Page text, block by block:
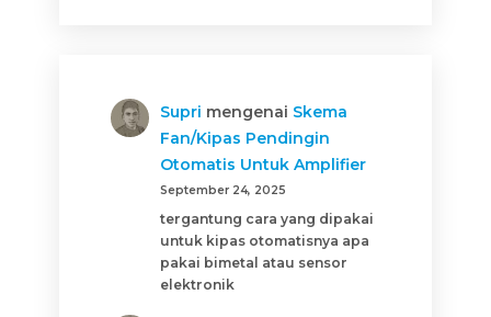
Supri mengenai Skema
Fan/Kipas Pendingin
Otomatis Untuk Amplifier
September 24, 2025
tergantung cara yang dipakai
untuk kipas otomatisnya apa
pakai bimetal atau sensor
elektronik